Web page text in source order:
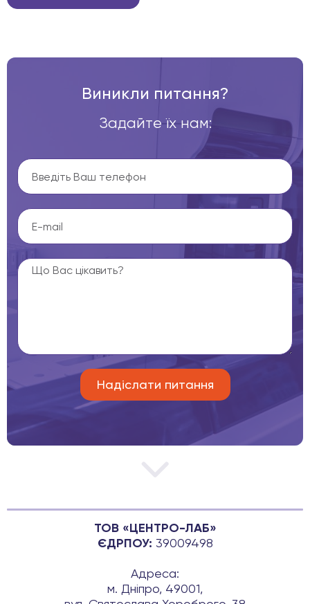
Виникли питання?
Задайте їх нам:
ТОВ «ЦЕНТРО-ЛАБ»
ЄДРПОУ: 39009498
Адреса:
м. Дніпро, 49001,